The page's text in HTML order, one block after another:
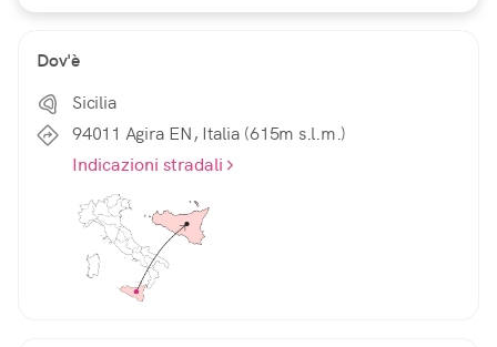
Dov'è
Sicilia
94011 Agira EN, Italia (615m s.l.m.)
Indicazioni stradali